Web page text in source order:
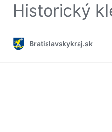
Historický
Bratislavskykraj.sk